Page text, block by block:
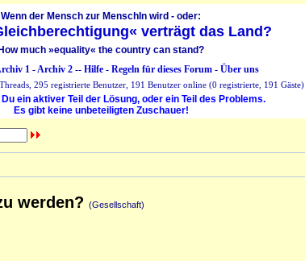
Wenn der Mensch zur MenschIn wird - oder:
verträgt das Land?
How much »equality« the country can stand?
1-Archiv 2-- Hilfe- Regeln für dieses Forum- Über uns
295 registrierte Benutzer, 191 Benutzer online (0 registrierte, 191 Gäste)
ein aktiver Teil der Lösung, oder ein Teil des Problems.
Es gibt keine unbeteiligten Zuschauer!
werden? (Gesellschaft)